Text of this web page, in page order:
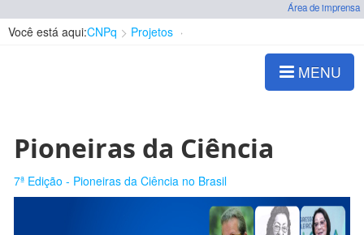
Área de imprensa
Você está aqui:CNPq Projetos
MENU
Pioneiras da Ciência
7ª Edição - Pioneiras da Ciência no Brasil